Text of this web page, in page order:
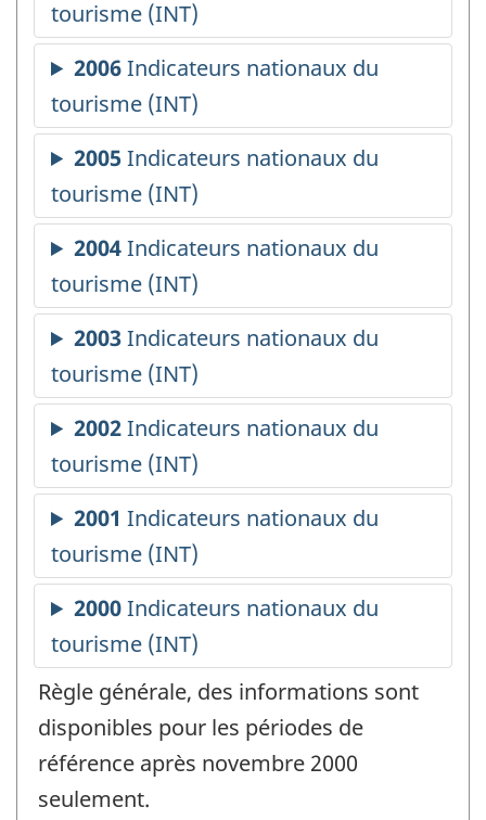
Règle générale, des informations sont
disponibles pour les périodes de
référence après novembre 2000
seulement.